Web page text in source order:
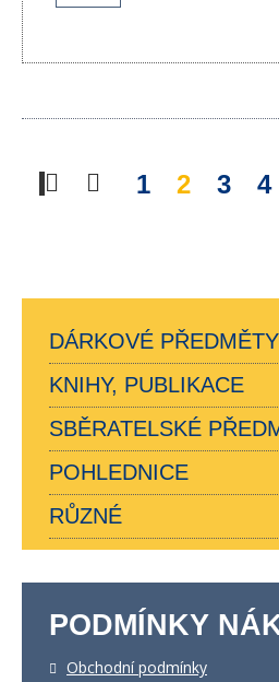
1 2 3 4
DÁRKOVÉ PŘEDMĚTY
KNIHY, PUBLIKACE
SBĚRATELSKÉ
POHLEDNICE
RŮZNÉ
PODMÍNKY
Obchodní podmínky